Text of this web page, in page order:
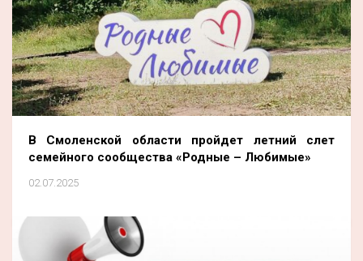
В Смоленской области пройдет летний слет
семейного сообщества «Родные – Любимые»
02.07.2025